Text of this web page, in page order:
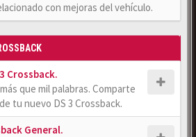
con mejoras del vehículo.
Crossback.
que mil palabras. Comparte
tu nuevo DS 3 Crossback.
General.